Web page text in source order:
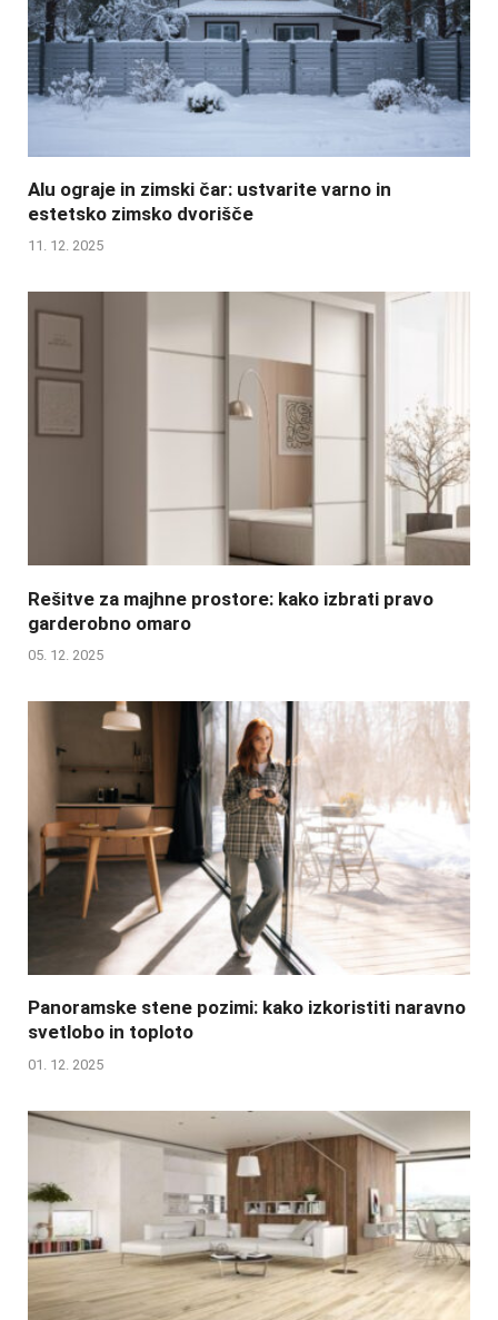
Alu ograje in zimski čar: ustvarite varno in
estetsko zimsko dvorišče
11. 12. 2025
Rešitve za majhne prostore: kako izbrati pravo
garderobno omaro
05. 12. 2025
Panoramske stene pozimi: kako izkoristiti naravno
svetlobo in toploto
01. 12. 2025